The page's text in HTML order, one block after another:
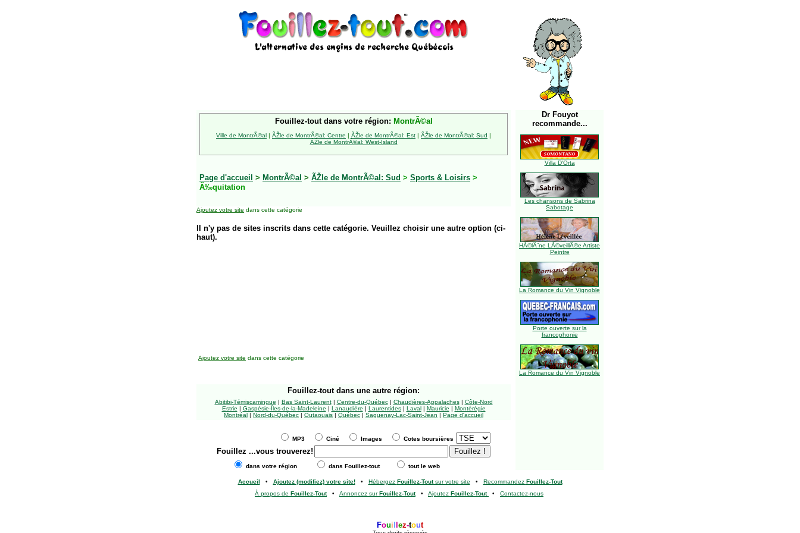
Fouillez-tout dans votre région: MontrÃ©al
Ville de MontrÃ©al | ÃŽle de MontrÃ©al: Centre | ÃŽle de MontrÃ©al: Est | ÃŽle de MontrÃ©al: Sud |
ÃŽle de MontrÃ©al: West-Island
Page d'accueil > MontrÃ©al > ÃŽle de MontrÃ©al: Sud > Sports & Loisirs >
Ã‰quitation
Ajoutez votre site dans cette catégorie
Il n'y pas de sites inscrits dans cette catégorie. Veuillez choisir une autre option (ci-
haut).
Dr Fouyot
recommande...
Villa D'Orta
Les chansons de Sabrina
Sabotage
HÃ©lÃ¨ne LÃ©veillÃ©e Artiste
Peintre
La Romance du Vin Vignoble
Porte ouverte sur la
francophonie
La Romance du Vin Vignoble
Ajoutez votre site dans cette catégorie
Fouillez-tout dans une autre région:
Abitibi-Témiscamingue | Bas Saint-Laurent| Centre-du-Québec| Chaudières-Appalaches| Côte-Nord
Estrie | Gaspésie-Îles-de-la-Madeleine | Lanaudière | Laurentides| Laval| Mauricie | Montérégie
Montréal | Nord-du-Québec | Outaouais | Québec | Saguenay-Lac-Saint-Jean | Page d'accueil
MP3 Ciné Images Cotes boursières
Fouillez ...vous trouverez!
dans votre région dans Fouillez-tout tout le web
Accueil • Ajoutez (modifiez) votre site!• Hébergez Fouillez-Toutsur votre site • Recommandez Fouillez-Tout
À propos de Fouillez-Tout• Annoncez surFouillez-Tout• Ajoutez Fouillez-Tout • Contactez-nous
Foui ez-tout